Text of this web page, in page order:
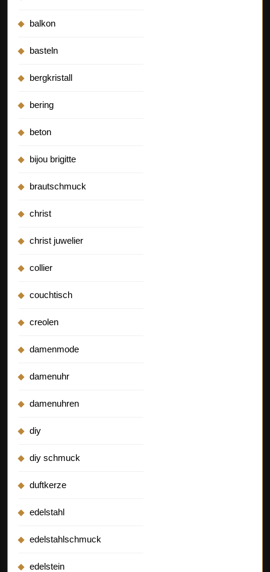
balkon
basteln
bergkristall
bering
beton
bijou brigitte
brautschmuck
christ
christ juwelier
collier
couchtisch
creolen
damenmode
damenuhr
damenuhren
diy
diy schmuck
duftkerze
edelstahl
edelstahlschmuck
edelstein